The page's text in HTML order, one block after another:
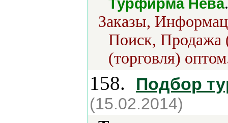
Заказы,
Поиск, Продажа
(торговля)
158. Подбор
(15.02.2014)